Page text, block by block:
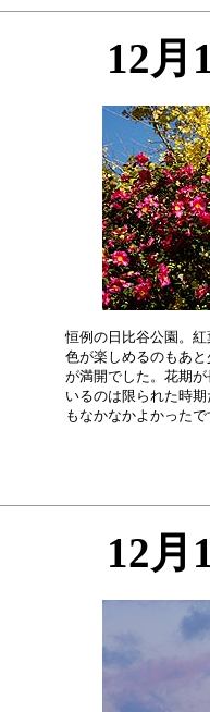
12月
恒例の日比谷公園。
色が楽しめるのもあ
が満開でした。花期
いるのは限られた時
12月